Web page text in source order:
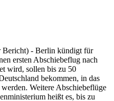
Bericht) - Berlin kündigt für
ersten Abschiebeflug nach
wird, sollen bis zu 50
bekommen, in das
Weitere Abschiebeflüge
heißt es, bis zu